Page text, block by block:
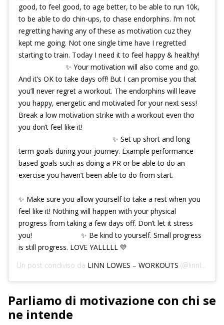
good, to feel good, to age better, to be able to run 10k,
to be able to do chin-ups, to chase endorphins. I’m not
regretting having any of these as motivation cuz they
kept me going. Not one single time have I regretted
starting to train. Today I need it to feel happy & healthy!
⠀⠀⠀⠀⠀⠀⠀⠀⠀ ✨ Your motivation will also come and go.
And it’s OK to take days off! But I can promise you that
you’ll never regret a workout. The endorphins will leave
you happy, energetic and motivated for your next sess!
Break a low motivation strike with a workout even tho
you don’t feel like it! ⠀⠀⠀⠀⠀⠀⠀⠀⠀ ⠀⠀⠀⠀⠀⠀⠀⠀⠀
⠀⠀⠀⠀⠀⠀⠀⠀⠀ ⠀⠀⠀⠀⠀⠀⠀⠀⠀ ✨ Set up short and long
term goals during your journey. Example performance
based goals such as doing a PR or be able to do an
exercise you haven’t been able to do from start.
✨ Make sure you allow yourself to take a rest when you
feel like it! Nothing will happen with your physical
progress from taking a few days off. Don’t let it stress
you! ⠀⠀⠀⠀⠀⠀⠀⠀⠀ ✨ Be kind to yourself. Small progress
is still progress. LOVE YALLLLL 💛
Un post condiviso da LINN LOWES – WORKOUTS (@linnlowes) in data:
Parliamo di motivazione con chi se
ne intende